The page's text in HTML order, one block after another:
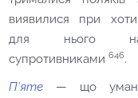
виявилися при
для нього
супротивниками 646.
П’яте — що